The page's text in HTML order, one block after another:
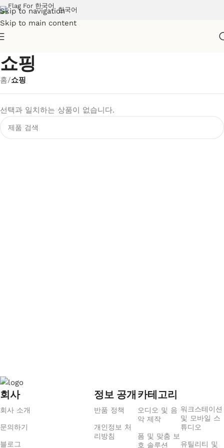
Skip to navigation
Skip to main content
한국어
쇼핑
홈/쇼핑
선택과 일치하는 상품이 없습니다.
회사
회사 소개
문의하기
블로그
정보 공개
반품 정책
개인정보 처
리방침
카테고리
오디오 및 음
악 제작
폼 및 맞춤 보
호 솔루션
워크스테이션
및 모바일 스
튜디오
유틸리티 및